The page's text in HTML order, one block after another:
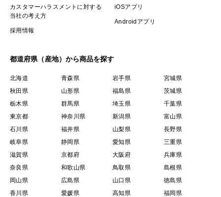
カスタマーハラスメントに対する
当社の考え方
採用情報
iOSアプリ
Androidアプリ
都道府県（産地）から商品を探す
北海道 青森県 岩手県
宮城県
秋田県
山形県 福島県
茨城県
栃木県
群馬県 埼玉県
千葉県
東京都
神奈川県 新潟県
富山県
石川県
福井県 山梨県
長野県
岐阜県
静岡県 愛知県
三重県
滋賀県
京都府 大阪府
兵庫県
奈良県
和歌山県 鳥取県
島根県
岡山県
広島県 山口県
徳島県
香川県
愛媛県 高知県 福岡県